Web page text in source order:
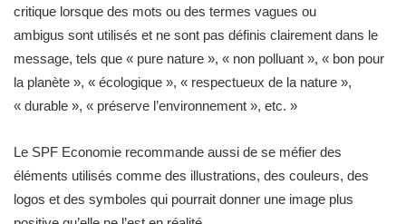
critique lorsque des mots ou des termes vagues ou
ambigus sont utilisés et ne sont pas définis clairement dans le
message, tels que « pure nature », « non polluant », « bon pour
la planète », « écologique », « respectueux de la nature »,
« durable », « préserve l’environnement », etc. »
Le SPF Economie recommande aussi de se méfier des
éléments utilisés comme des illustrations, des couleurs, des
logos et des symboles qui pourrait donner une image plus